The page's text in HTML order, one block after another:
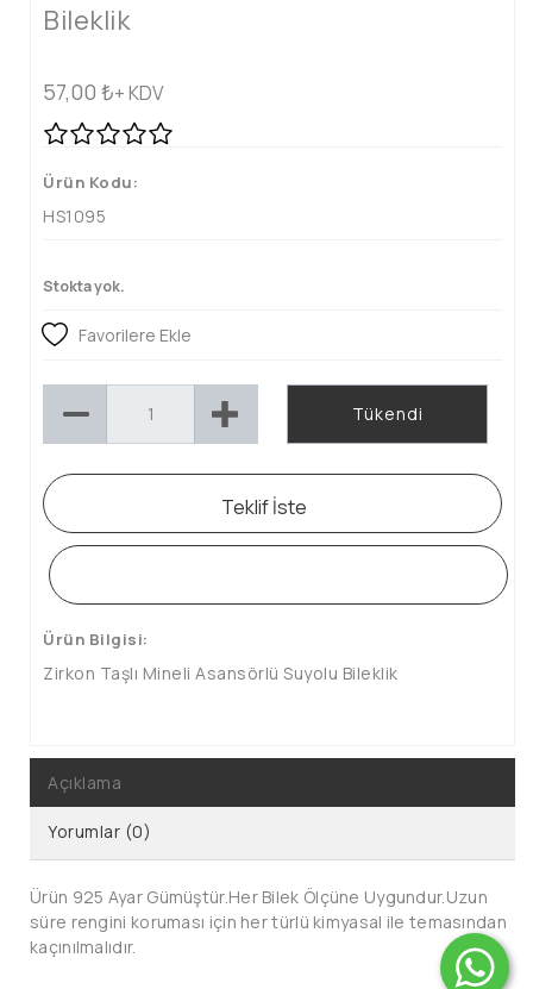
Bileklik
57,00 ₺+ KDV
Ürün Kodu:
HS1095
Stokta yok.
Favorilere Ekle
Tükendi
Teklif İste
Ürün Bilgisi:
Zirkon Taşlı Mineli Asansörlü Suyolu Bileklik
Açıklama
Yorumlar (0)
Ürün 925 Ayar Gümüştür.Her Bilek Ölçüne Uygundur.Uzun
süre rengini koruması için her türlü kimyasal ile temasından
kaçınılmalıdır.